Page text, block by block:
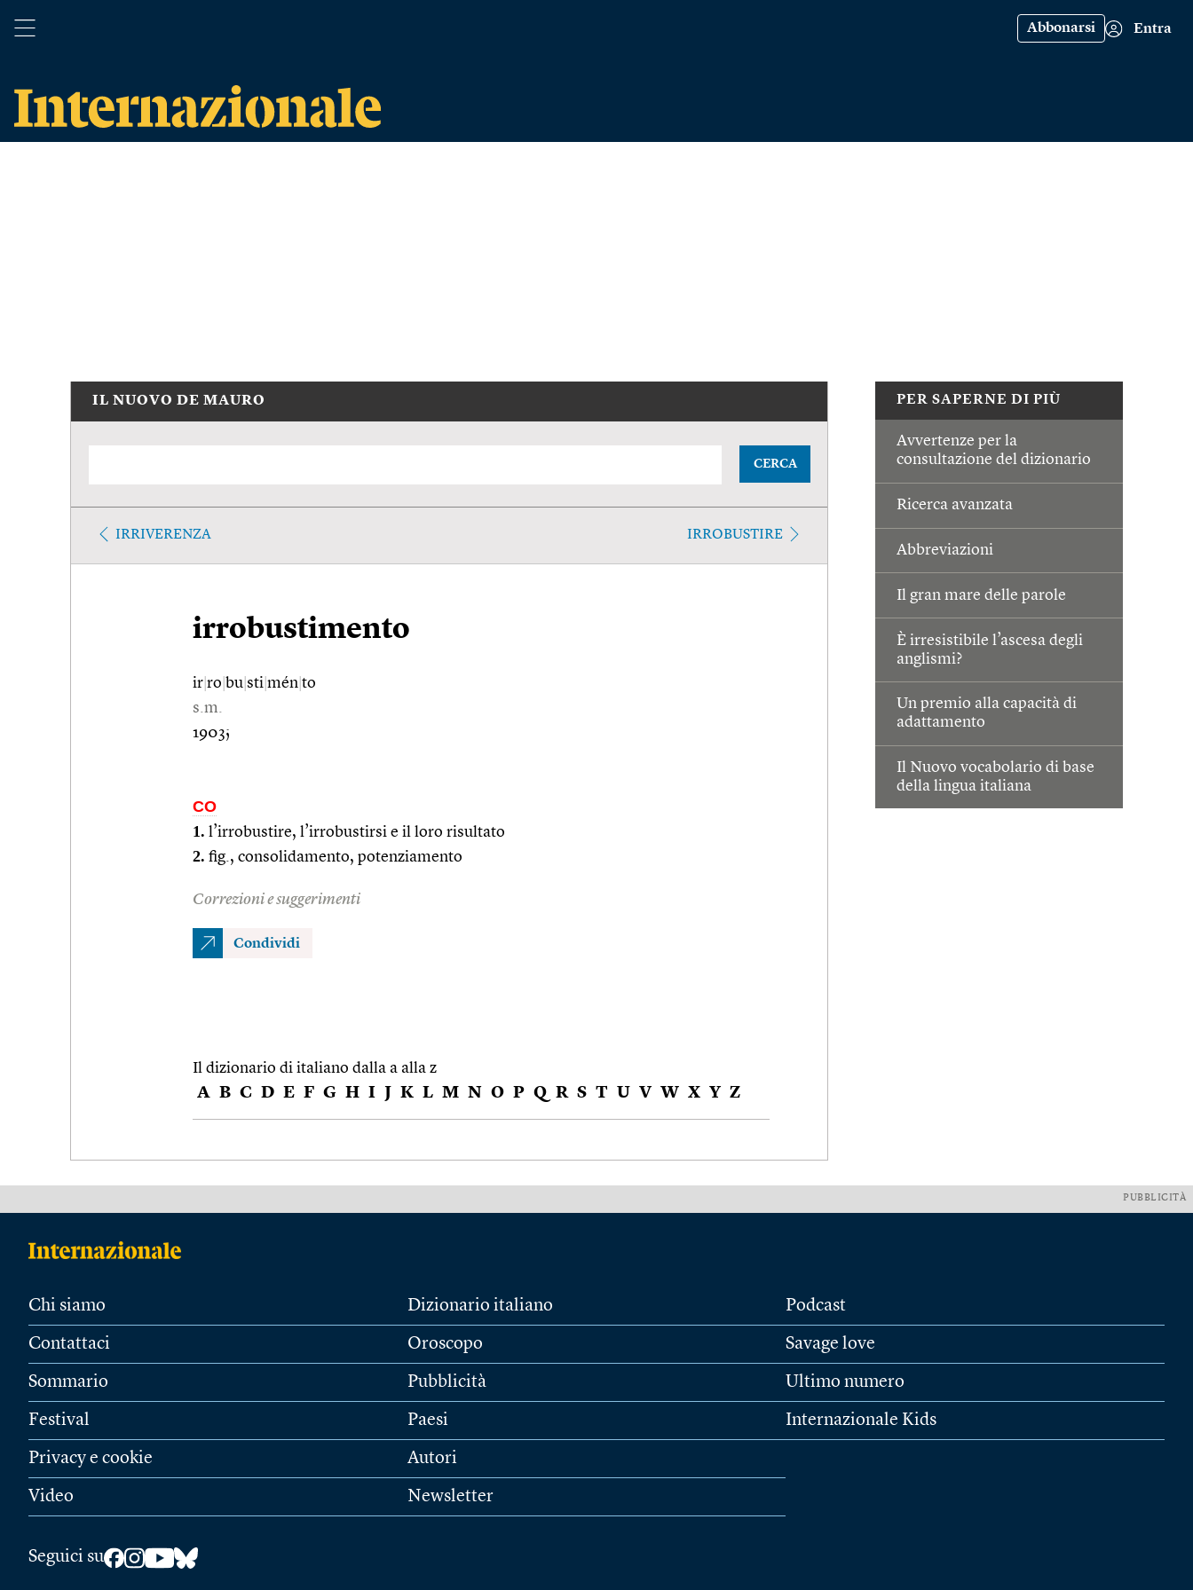
Abbonarsi Entra
PER SAPERNE DI PIÙ
Avvertenze per la
consultazione del dizionario
Ricerca avanzata
Abbreviazioni
Il gran mare delle parole
È irresistibile l’ascesa degli
anglismi?
Un premio alla capacità di
adattamento
Il Nuovo vocabolario di base
della lingua italiana
IL NUOVO DE MAURO
CERCA
IRRIVERENZA IRROBUSTIRE
irrobustimento
ir ro bu sti mén to
s.m.
1903;
CO
1. l’irrobustire, l’irrobustirsi e il loro risultato
2. fig., consolidamento, potenziamento
Correzioni e suggerimenti
Condividi
Il dizionario di italiano dalla a alla z
A B C D E F G H I J K L M N O P Q R S T U V W X Y Z
PUBBLICITÀ
Chi siamo
Contattaci
Sommario
Festival
Privacy e cookie
Video
Dizionario italiano
Oroscopo
Pubblicità
Paesi
Autori
Newsletter
Podcast
Savage love
Ultimo numero
Internazionale Kids
Seguici su